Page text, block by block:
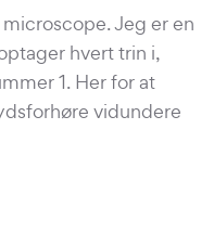
Jeg er en
hvert trin i,
1. Her for at
vidundere